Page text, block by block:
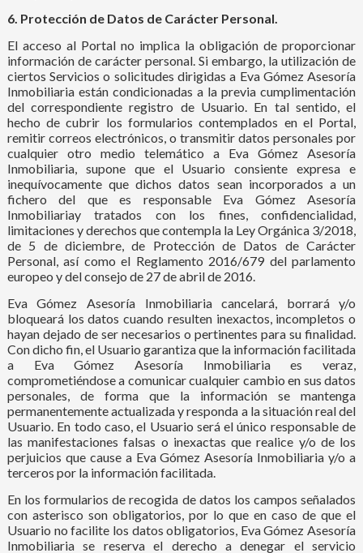
6. Protección de Datos de Carácter Personal.
El acceso al Portal no implica la obligación de proporcionar
información de carácter personal. Si embargo, la utilización de
ciertos Servicios o solicitudes dirigidas a Eva Gómez Asesoría
Inmobiliaria están condicionadas a la previa cumplimentación
del correspondiente registro de Usuario. En tal sentido, el
hecho de cubrir los formularios contemplados en el Portal,
remitir correos electrónicos, o transmitir datos personales por
cualquier otro medio telemático a Eva Gómez Asesoría
Inmobiliaria, supone que el Usuario consiente expresa e
inequívocamente que dichos datos sean incorporados a un
fichero del que es responsable Eva Gómez Asesoría
Inmobiliariay tratados con los fines, confidencialidad,
limitaciones y derechos que contempla la Ley Orgánica 3/2018,
de 5 de diciembre, de Protección de Datos de Carácter
Personal, así como el Reglamento 2016/679 del parlamento
europeo y del consejo de 27 de abril de 2016.
Eva Gómez Asesoría Inmobiliaria cancelará, borrará y/o
bloqueará los datos cuando resulten inexactos, incompletos o
hayan dejado de ser necesarios o pertinentes para su finalidad.
Con dicho fin, el Usuario garantiza que la información facilitada
a Eva Gómez Asesoría Inmobiliaria es veraz,
comprometiéndose a comunicar cualquier cambio en sus datos
personales, de forma que la información se mantenga
permanentemente actualizada y responda a la situación real del
Usuario. En todo caso, el Usuario será el único responsable de
las manifestaciones falsas o inexactas que realice y/o de los
perjuicios que cause a Eva Gómez Asesoría Inmobiliaria y/o a
terceros por la información facilitada.
En los formularios de recogida de datos los campos señalados
con asterisco son obligatorios, por lo que en caso de que el
Usuario no facilite los datos obligatorios, Eva Gómez Asesoría
Inmobiliaria se reserva el derecho a denegar el servicio